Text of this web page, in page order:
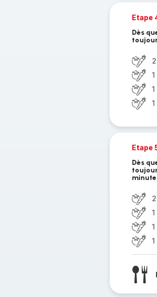
Etape
Dès
Etape
Dès